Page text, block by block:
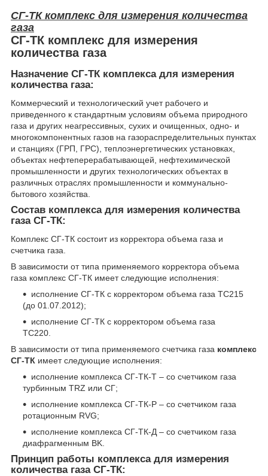
СГ-ТК комплекс для измерения количества
газа
СГ-ТК комплекс для измерения
количества газа
Назначение СГ-ТК комплекса для измерения
количества газа:
Коммерческий и технологический учет рабочего и
приведенного к стандартным условиям объема природного
газа и других неагрессивных, сухих и очищенных, одно- и
многокомпонентных газов на газораспределительных пунктах
и станциях (ГРП, ГРС), теплоэнергетических установках,
объектах нефтеперерабатывающей, нефтехимической
промышленности и других технологических объектах в
различных отраслях промышленности и коммунально-
бытового хозяйства.
Состав комплекса для измерения количества
газа СГ-ТК:
Комплекс СГ-ТК состоит из корректора объема газа и
счетчика газа.
В зависимости от типа применяемого корректора объема
газа комплекс СГ-ТК имеет следующие исполнения:
исполнение СГ-ТК с корректором объема газа ТС215
(до 01.07.2012);
исполнение СГ-ТК с корректором объема газа
ТС220.
В зависимости от типа применяемого счетчика газа комплекс
СГ-ТК имеет следующие исполнения:
исполнение комплекса СГ-ТК-Т – со счетчиком газа
турбинным TRZ или СГ;
исполнение комплекса СГ-ТК-Р – со счетчиком газа
ротационным RVG;
исполнение комплекса СГ-ТК-Д – со счетчиком газа
диафрагменным BK.
Принцип работы комплекса для измерения
количества газа СГ-ТК: